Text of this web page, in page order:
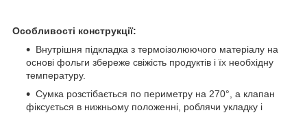
Особливості конструкції:
Внутрішня підкладка з термоізолюючого матеріалу на
основі фольги збереже свіжість продуктів і їх необхідну
температуру.
Сумка розстібається по периметру на 270°, а клапан
фіксується в нижньому положенні, роблячи укладку і